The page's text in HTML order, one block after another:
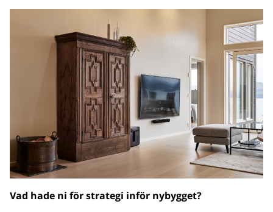
Vad hade ni för strategi inför nybygget?